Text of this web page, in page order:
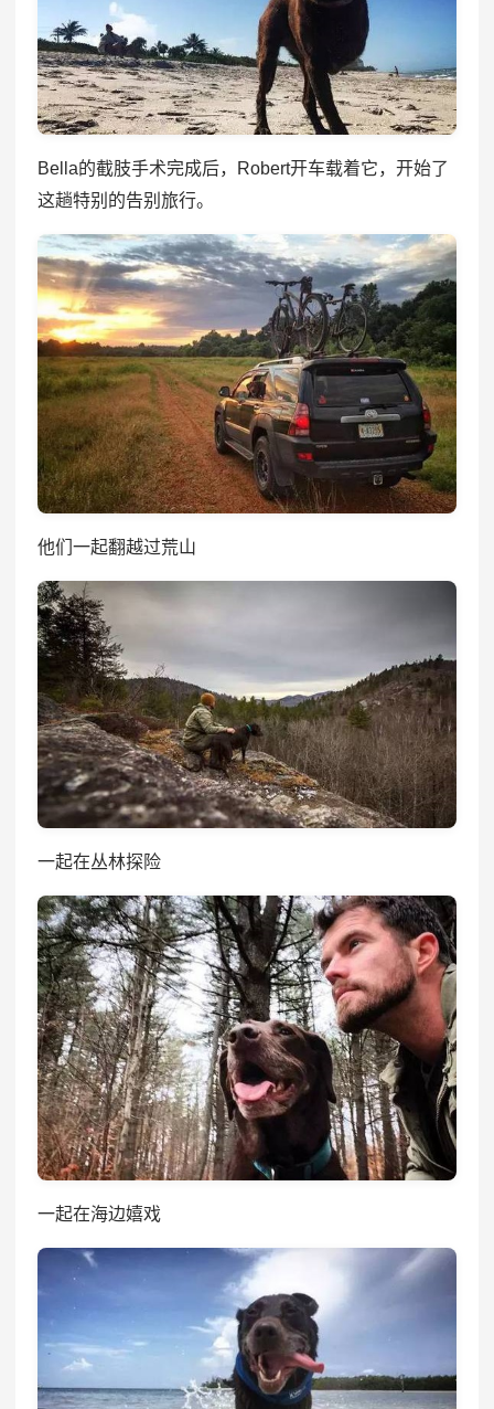
Bella的截肢手术完成后，Robert开车载着它，开始了
这趟特别的告别旅行。
他们一起翻越过荒山
一起在丛林探险
一起在海边嬉戏